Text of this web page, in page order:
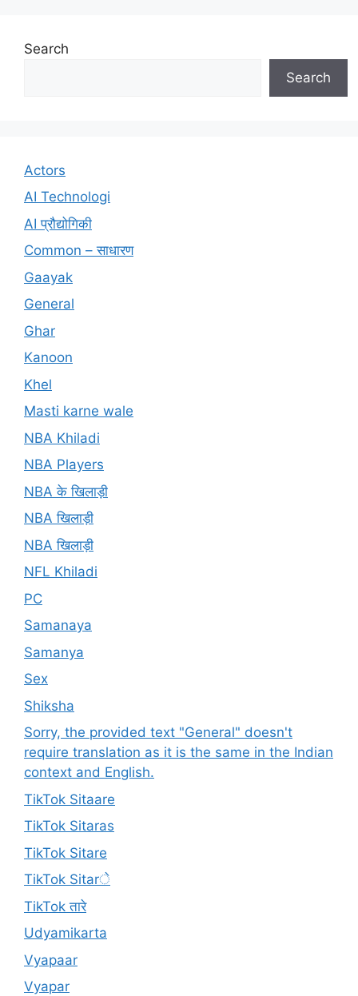
Search
Search
Actors
AI Technologi
AI प्रौद्योगिकी
Common – साधारण
Gaayak
General
Ghar
Kanoon
Khel
Masti karne wale
NBA Khiladi
NBA Players
NBA के खिलाड़ी
NBA खिलाड़ी
NBA खिलाड़ी
NFL Khiladi
PC
Samanaya
Samanya
Sex
Shiksha
Sorry, the provided text "General" doesn't
require translation as it is the same in the Indian
context and English.
TikTok Sitaare
TikTok Sitaras
TikTok Sitare
TikTok Sitarे
TikTok तारे
Udyamikarta
Vyapaar
Vyapar